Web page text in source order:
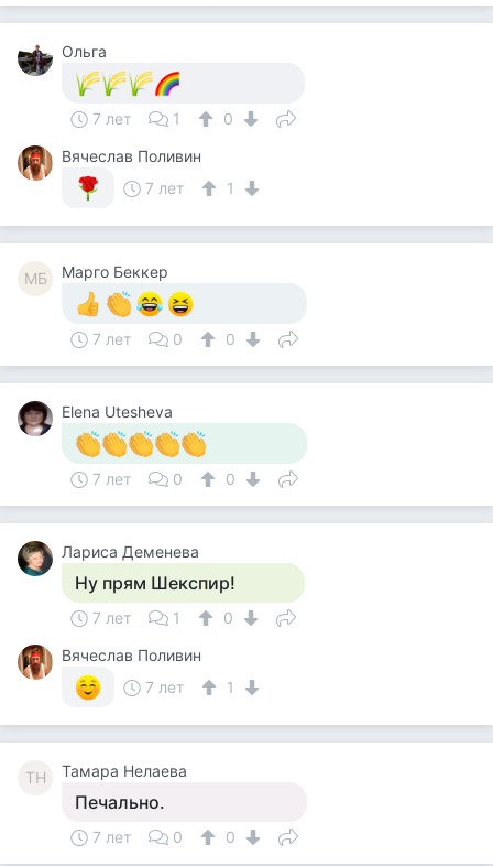
Ольга
7 лет 1
0
Вячеслав Поливин
7 лет
1
MБ Mарго Беккер
7 лет 0 0
Elena Utesheva
7 лет 0 0
Лариса Деменева
Ну прям Шекспир!
7 лет 1
0
Вячеслав Поливин
7 лет
1
ТН Тамара Нелаева
Печально.
7 лет 0 0